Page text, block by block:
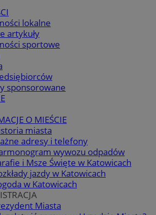
lokalne
artykuły
sportowe
sponsorowane
O MIEŚCIE
miasta
adresy i telefony
wywozu odpadów
i Msze Święte w Katowicach
jazdy w Katowicach
w Katowicach
Miasta